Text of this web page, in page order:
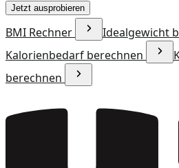
Jetzt ausprobieren
BMI Rechner
Idealgewicht
Kalorienbedarf berechnen
berechnen